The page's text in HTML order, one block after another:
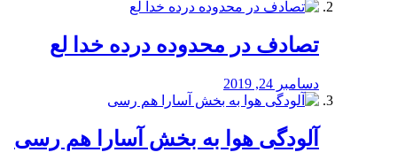
تصادف در محدوده درده خدا لع
دسامبر 24, 2019
آلودگی هوا به بخش آسارا هم رسی